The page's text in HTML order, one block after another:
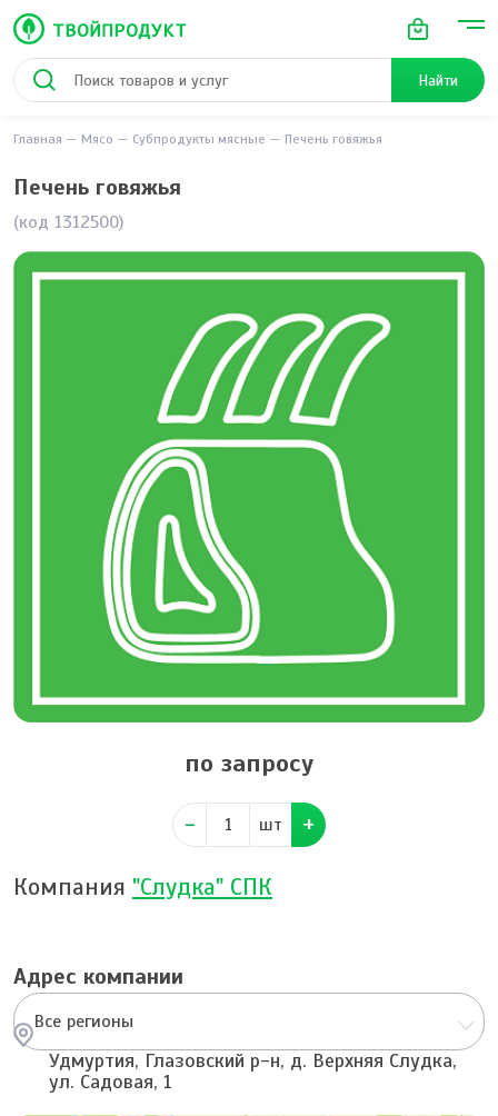
Найти
Главная Мясо Субпродукты мясные Печень говяжья
Печень говяжья
(код 1312500)
по запросу
шт
Компания "Слудка" СПК
Адрес компании
Все регионы
Удмуртия, Глазовский р-н, д. Верхняя Слудка,
ул. Садовая, 1